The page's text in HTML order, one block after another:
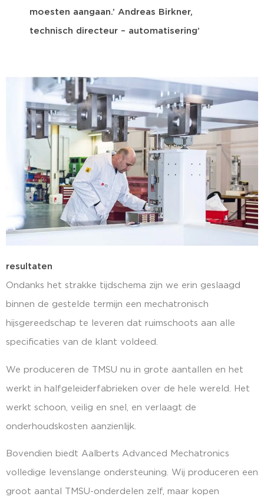
moesten aangaan.’ Andreas Birkner,
technisch directeur – automatisering’
resultaten
Ondanks het strakke tijdschema zijn we erin geslaagd
binnen de gestelde termijn een mechatronisch
hijsgereedschap te leveren dat ruimschoots aan alle
specificaties van de klant voldeed.
We produceren de TMSU nu in grote aantallen en het
werkt in halfgeleiderfabrieken over de hele wereld. Het
werkt schoon, veilig en snel, en verlaagt de
onderhoudskosten aanzienlijk.
Bovendien biedt Aalberts Advanced Mechatronics
volledige levenslange ondersteuning. Wij produceren een
groot aantal TMSU-onderdelen zelf, maar kopen